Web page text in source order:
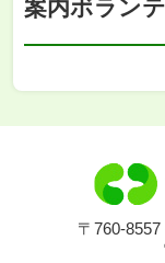
案内ボラン
〒760-